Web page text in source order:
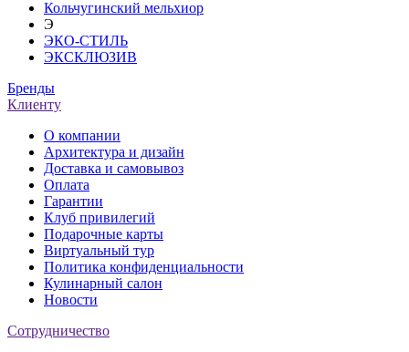
Кольчугинский мельхиор
Э
ЭКО-СТИЛЬ
ЭКСКЛЮЗИВ
Бренды
Клиенту
О компании
Архитектура и дизайн
Доставка и самовывоз
Оплата
Гарантии
Клуб привилегий
Подарочные карты
Виртуальный тур
Политика конфиденциальности
Кулинарный салон
Новости
Сотрудничество